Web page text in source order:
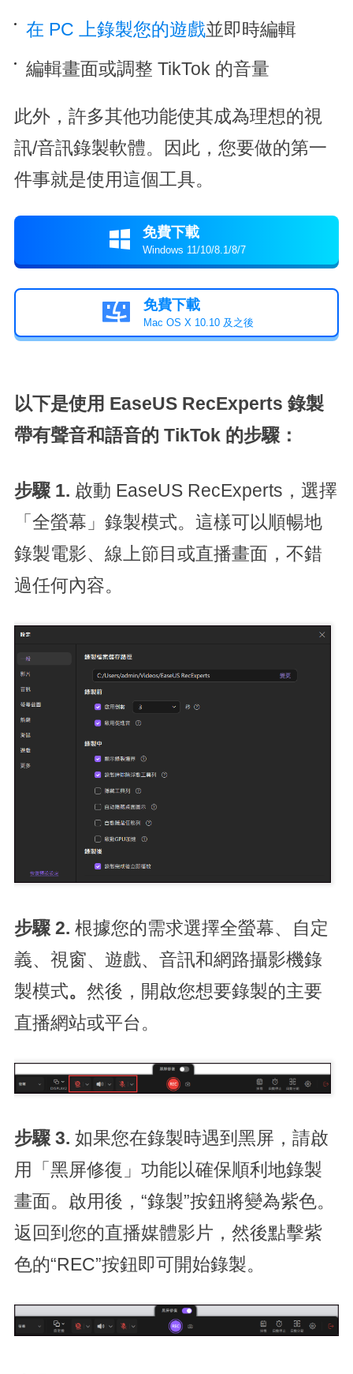
在 PC 上錄製您的遊戲並即時編輯
編輯畫面或調整 TikTok 的音量
此外，許多其他功能使其成為理想的視
訊/音訊錄製軟體。因此，您要做的第一
件事就是使用這個工具。
 免費下載
Windows 11/10/8.1/8/7
 免費下載
Mac OS X 10.10 及之後
以下是使用 EaseUS RecExperts 錄製
帶有聲音和語音的 TikTok 的步驟：
步驟 1. 啟動 EaseUS RecExperts，選擇
「全螢幕」錄製模式。這樣可以順暢地
錄製電影、線上節目或直播畫面，不錯
過任何內容。
步驟 2. 根據您的需求選擇全螢幕、自定
義、視窗、遊戲、音訊和網路攝影機錄
製模式。 然後，開啟您想要錄製的主要
直播網站或平台。
步驟 3. 如果您在錄製時遇到黑屏，請啟
用「黑屏修復」功能以確保順利地錄製
畫面。啟用後，“錄製”按鈕將變為紫色。
返回到您的直播媒體影片，然後點擊紫
色的“REC”按鈕即可開始錄製。